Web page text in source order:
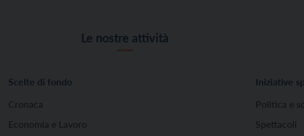
Le nostre attività
Scelte di fondo
Cronaca
Economia e Lavoro
Iniziative
Politica e
Spettacoli